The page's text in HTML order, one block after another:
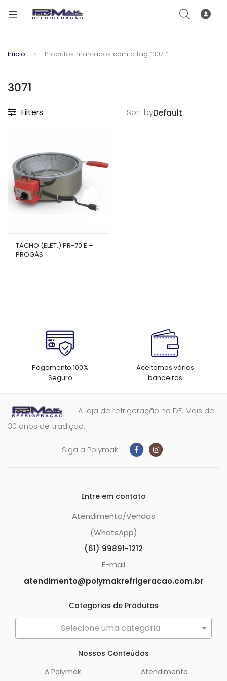
Início Produtos marcados com a tag “3071”
3071
Filters Sort by
TACHO (ELET.) PR-70 E –
PROGÁS
Pagamento 100%
Seguro
Aceitamos várias
bandeiras
A loja de refrigeração no DF. Mais de
30 anos de tradição.
Siga a Polymak
Entre em contato
Atendimento/Vendas
(WhatsApp)
(61) 99891-1212
E-mail
atendimento@polymakrefrigeracao.com.br
Categorias de Produtos
Selecione uma categoria
Nossos Conteúdos
A Polymak
Atendimento